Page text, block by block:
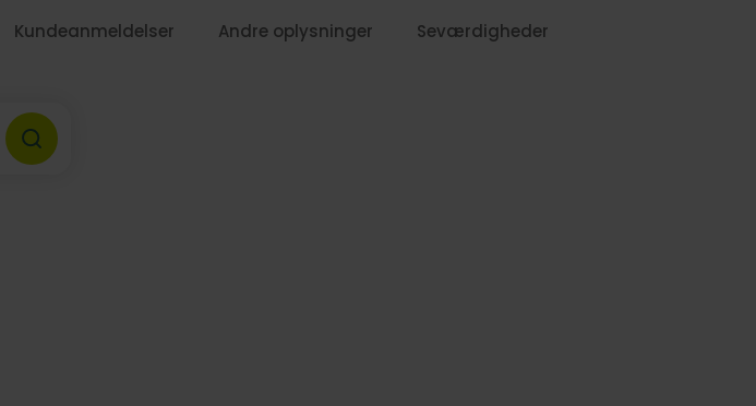
719,-
Kundeanmeldelser Andre oplysninger Seværdigheder